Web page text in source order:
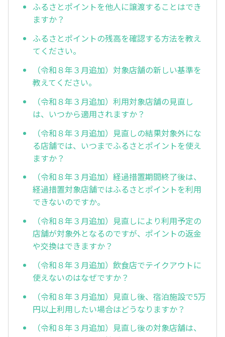
ふるさとポイントを他人に譲渡することはでき
ますか？
ふるさとポイントの残高を確認する方法を教え
てください。
（令和８年３月追加）対象店舗の新しい基準を
教えてください。
（令和８年３月追加）利用対象店舗の見直し
は、いつから適用されますか？
（令和８年３月追加）見直しの結果対象外にな
る店舗では、いつまでふるさとポイントを使え
ますか？
（令和８年３月追加）経過措置期間終了後は、
経過措置対象店舗ではふるさとポイントを利用
できないのですか。
（令和８年３月追加）見直しにより利用予定の
店舗が対象外となるのですが、ポイントの返金
や交換はできますか？
（令和８年３月追加）飲食店でテイクアウトに
使えないのはなぜですか？
（令和８年３月追加）見直し後、宿泊施設で5万
円以上利用したい場合はどうなりますか？
（令和８年３月追加）見直し後の対象店舗は、